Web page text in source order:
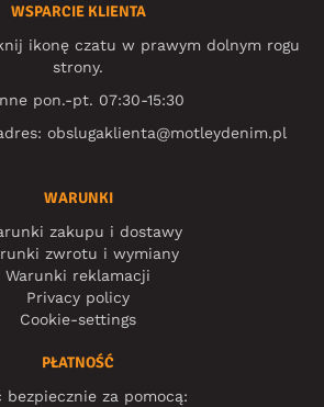
WSPARCIE KLIENTA
ikonę czatu w prawym dolnym rogu
strony.
pon.-pt. 07:30-15:30
obslugaklienta@motleydenim.pl
WARUNKI
zakupu i dostawy
zwrotu i wymiany
Warunki reklamacji
Privacy policy
Cookie-settings
PŁATNOŚĆ
bezpiecznie za pomocą: